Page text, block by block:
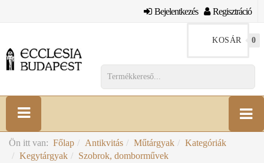
Bejelentkezés Regisztráció
KOSÁR 0
Ön itt van: Főlap Antikvitás Műtárgyak
Kategóriák
Kegytárgyak
Szobrok, domborművek